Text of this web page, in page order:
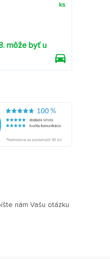
ks
môže byť u
nám Vašu otázku